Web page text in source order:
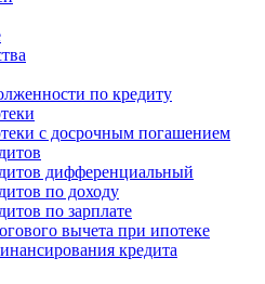
по кредиту
с досрочным погашением
дифференциальный
по доходу
по зарплате
вычета при ипотеке
кредита